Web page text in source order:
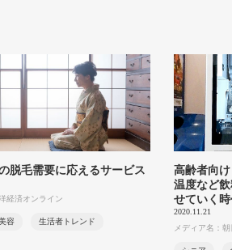
脱毛需要に応えるサービス
経済オンライン
容 生活者トレンド
高齢者向
温度など
せていく
2020.11.21
メディア名：